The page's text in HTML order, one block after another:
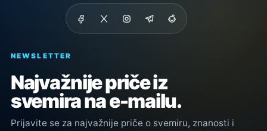
NEWSLETTER
Najvažnije priče iz
svemira na e-mailu.
Prijavite se za najvažnije priče o svemiru, znanosti i